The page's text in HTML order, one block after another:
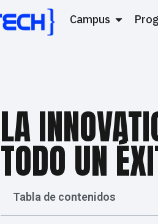
Campus
LA
TODO UN
Tabla de contenidos